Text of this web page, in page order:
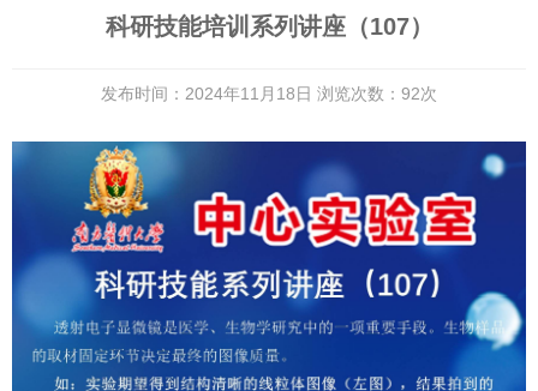
科研技能培训系列讲座（107）
发布时间：2024年11月18日 浏览次数： 92次